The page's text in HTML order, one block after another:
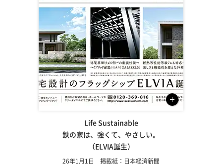
Life Sustainable
鉄の家は、強くて、やさしい。
（ELVIA誕生）
26年1月1日 掲載紙：日本経済新聞